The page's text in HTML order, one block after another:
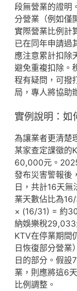
段無營業的證明
分營業（例如僅
實際營業比例計
已在同年申請過
應注意累計扣除
避免重複扣除。
程有疑問，可撥
局，專人將協助
實例說明：如
為讓業者更清楚
某家查定課徵的
60,000元。
發布災害警報後
日，共計16天
業天數佔比為
× (16/31) = 約
納娛樂稅
KTV在停業期間
日恢復部分營業
日的部分。假設
業，則應將這6
比例調整。